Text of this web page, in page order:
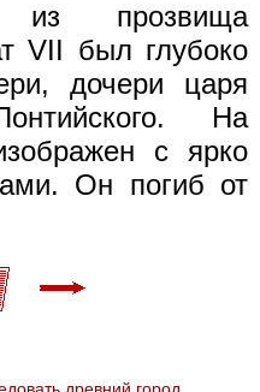
из прозвища
VII был глубоко
дочери царя
На
с ярко
Он погиб от